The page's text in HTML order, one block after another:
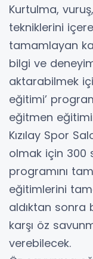
Kurtulma,
tekniklerini
tamamlayan
bilgi ve
aktarabilmek
eğitimi’
eğitmen
Kızılay Spor
olmak için 300
programını
eğitimlerini
aldıktan sonra
karşı öz
verebilecek.